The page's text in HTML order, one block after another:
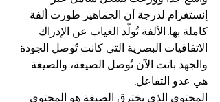
إنستغرام لدرجة أن الجماهير طورت ألفة
كاملة بها. الألفة تُولّد الغياب عن الإدراك.
الاتفاقيات البصرية التي كانت تُوصل الجودة
والجهد باتت الآن تُوصل الصيغة، والصيغة
هي عدو التفاعل.
المحتوى الذي يخترق الصيغة هو المحتوى